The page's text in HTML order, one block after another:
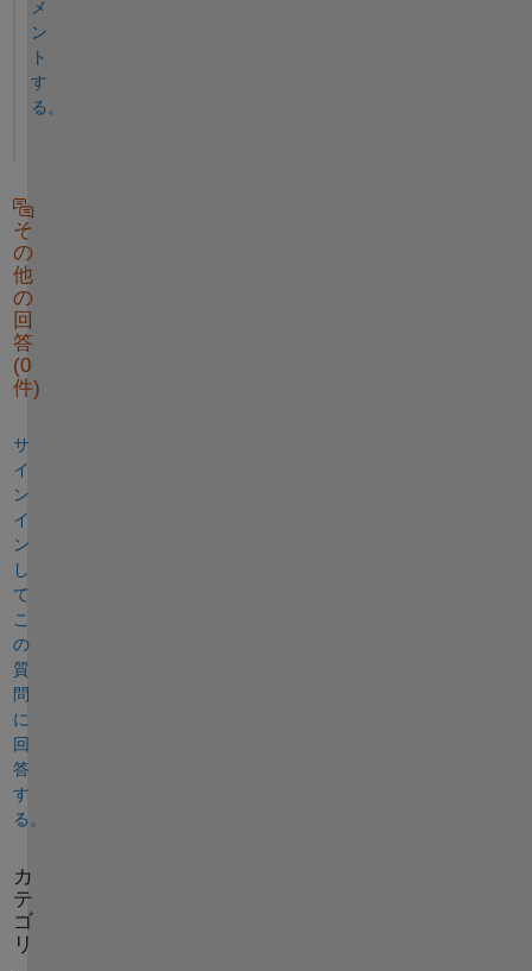
メ
ン
ト
す
る。
そ
の
他
の
回
答
(0
件)
サ
イ
ン
イ
ン
し
て
こ
の
質
問
に
回
答
す
る。
カ
テ
ゴ
リ